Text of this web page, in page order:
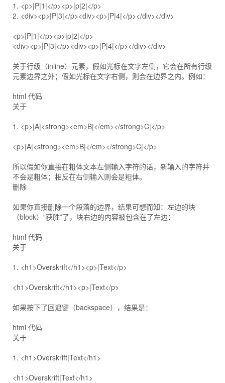
1. <p>|P|1|</p><p>|p|2|</p>
2. <div><p>|P|3|</p><div><p>|P|4|</p></div></div>
<p>|P|1|</p><p>|p|2|</p>
<div><p>|P|3|</p><div><p>|P|4|</p></div></div>
关于行级（inline）元素，假如光标在文字左侧，它会在所有行级
元素边界之外；假如光标在文字右侧，则会在边界之内。例如：
html 代码
关于
1. <p>|A|<strong><em>B|</em></strong>C|</p>
<p>|A|<strong><em>B|</em></strong>C|</p>
所以假如你直接在粗体文本左侧输入字符的话，新输入的字符并
不会是粗体；相反在右侧输入则会是粗体。
删除
如果你直接删除一个段落的边界，结果可想而知：左边的块
（block）“获胜”了，块右边的内容被包含在了左边：
html 代码
关于
1. <h1>Overskrift</h1><p>|Text</p>
<h1>Overskrift</h1><p>|Text</p>
如果按下了回退键（backspace），结果是：
html 代码
关于
1. <h1>Overskrift|Text</h1>
<h1>Overskrift|Text</h1>